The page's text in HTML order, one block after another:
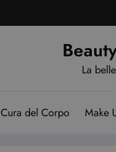
La
Cura del Corpo Make